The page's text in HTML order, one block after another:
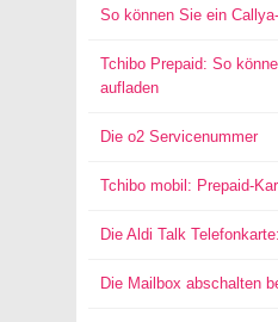
So können Sie ein
Tchibo Prepaid: So
aufladen
Die o2 Servicenummer
Tchibo mobil: Prepaid-
Die Aldi Talk
Die Mailbox abschalten